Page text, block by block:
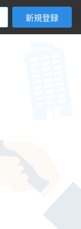
新規登録